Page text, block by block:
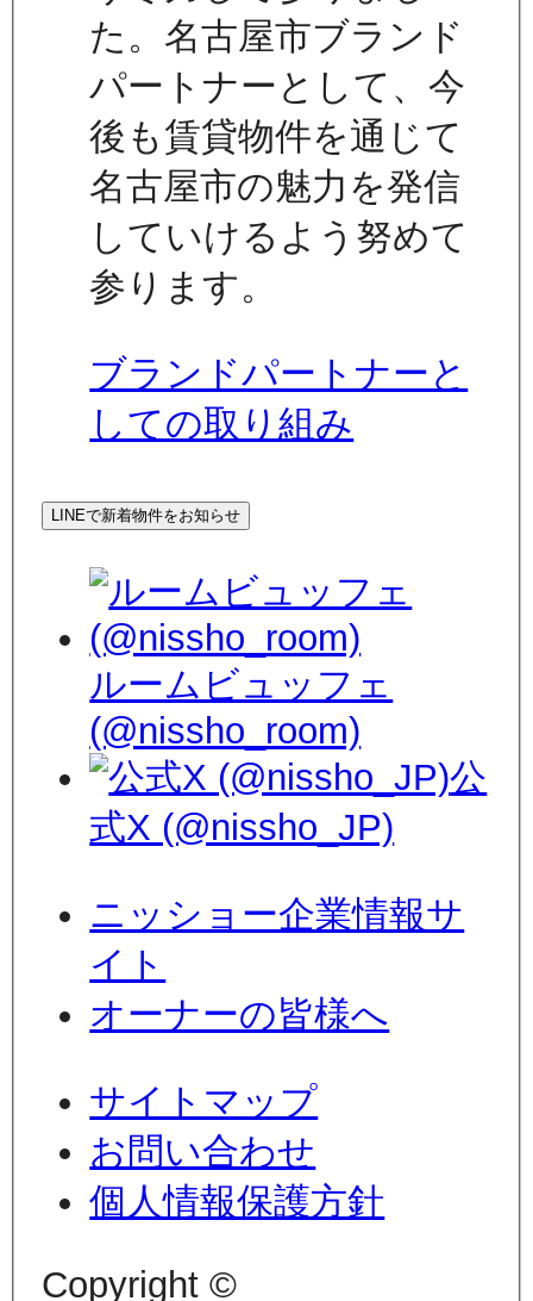
た。名古屋市ブランド
パートナーとして、今
後も賃貸物件を通じて
名古屋市の魅力を発信
していけるよう努めて
参ります。
ブランドパートナーと
しての取り組み
LINEで新着物件をお知らせ
ルームビュッフェ
(@nissho_room)
公
式X (@nissho_JP)
ニッショー企業情報サ
イト
オーナーの皆様へ
サイトマップ
お問い合わせ
個人情報保護方針
Copyright ©